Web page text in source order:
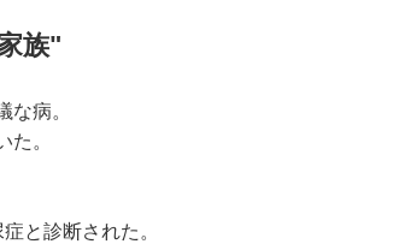
族"
な病。
た。
と診断された。